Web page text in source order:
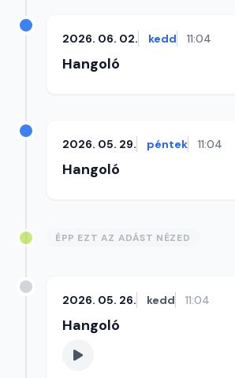
2026. 06. 02. kedd 11:04
Hangoló
2026. 05. 29. péntek 11:04
Hangoló
ÉPP EZT AZ ADÁST NÉZED
2026. 05. 26. kedd 11:04
Hangoló